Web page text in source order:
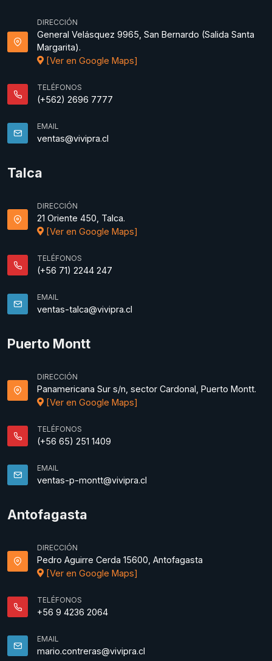
DIRECCIÓN
General Velásquez 9965, San Bernardo (Salida Santa
Margarita).
[Ver en Google Maps]
TELÉFONOS
(+562) 2696 7777
EMAIL
ventas@vivipra.cl
Talca
DIRECCIÓN
21 Oriente 450, Talca.
[Ver en Google Maps]
TELÉFONOS
(+56 71) 2244 247
EMAIL
ventas-talca@vivipra.cl
Puerto Montt
DIRECCIÓN
Panamericana Sur s/n, sector Cardonal, Puerto Montt.
[Ver en Google Maps]
TELÉFONOS
(+56 65) 251 1409
EMAIL
ventas-p-montt@vivipra.cl
Antofagasta
DIRECCIÓN
Pedro Aguirre Cerda 15600, Antofagasta
[Ver en Google Maps]
TELÉFONOS
+56 9 4236 2064
EMAIL
mario.contreras@vivipra.cl